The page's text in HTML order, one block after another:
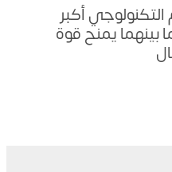
التكنولوجي أكبر
بينهما يمنح قوة